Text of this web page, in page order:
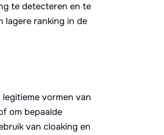
te detecteren en te
lagere ranking in de
vormen van
om bepaalde
van cloaking en